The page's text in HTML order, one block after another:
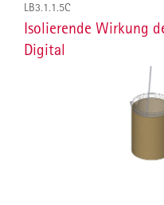
LB3.1.1.5C
Isolierende Wirkung
Digital